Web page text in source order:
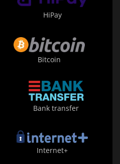
HiPay
Bitcoin
Bank transfer
Internet+